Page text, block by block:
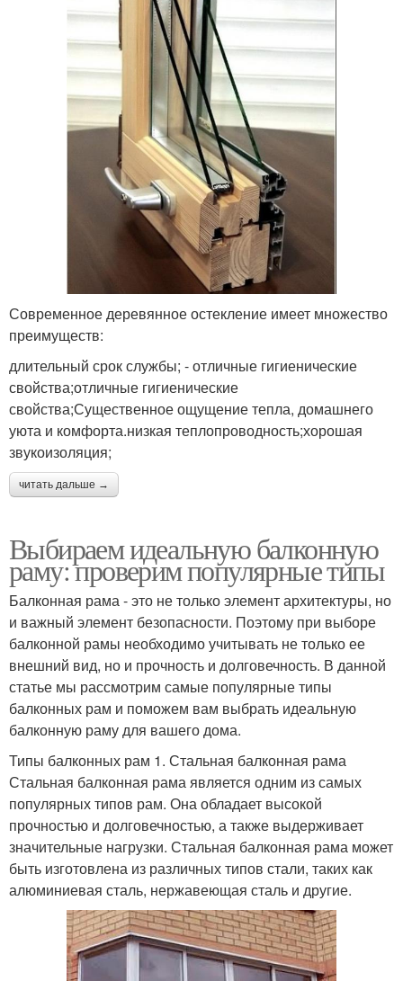
Современное деревянное остекление имеет множество
преимуществ:
длительный срок службы; - отличные гигиенические
свойства;отличные гигиенические
свойства;Существенное ощущение тепла, домашнего
уюта и комфорта.низкая теплопроводность;хорошая
звукоизоляция;
читать дальше →
Выбираем идеальную балконную
раму: проверим популярные типы
Балконная рама - это не только элемент архитектуры, но
и важный элемент безопасности. Поэтому при выборе
балконной рамы необходимо учитывать не только ее
внешний вид, но и прочность и долговечность. В данной
статье мы рассмотрим самые популярные типы
балконных рам и поможем вам выбрать идеальную
балконную раму для вашего дома.
Типы балконных рам 1. Стальная балконная рама
Стальная балконная рама является одним из самых
популярных типов рам. Она обладает высокой
прочностью и долговечностью, а также выдерживает
значительные нагрузки. Стальная балконная рама может
быть изготовлена из различных типов стали, таких как
алюминиевая сталь, нержавеющая сталь и другие.